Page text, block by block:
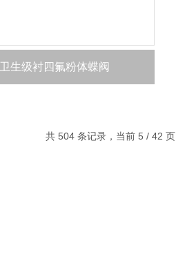
卫生级衬四氟粉体蝶阀
共 504 条记录，当前 5 / 42 页